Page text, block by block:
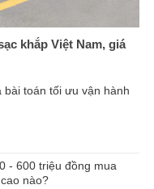
khắp Việt Nam, giá
bài toán tối ưu vận hành
- 600 triệu đồng mua
nào?